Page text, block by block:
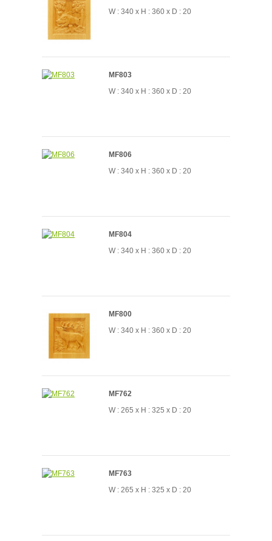
W : 340 x H : 360 x D : 20
MF803
W : 340 x H : 360 x D : 20
MF806
W : 340 x H : 360 x D : 20
MF804
W : 340 x H : 360 x D : 20
MF800
W : 340 x H : 360 x D : 20
MF762
W : 265 x H : 325 x D : 20
MF763
W : 265 x H : 325 x D : 20